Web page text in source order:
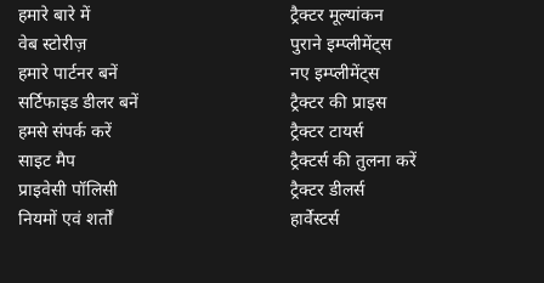
हमारे बारे में
वेब स्टोरीज़
हमारे पार्टनर बनें
सर्टिफाइड डीलर बनें
हमसे संपर्क करें
साइट मैप
प्राइवेसी पॉलिसी
नियमों एवं शर्तों
ट्रैक्टर मूल्यांकन
पुराने इम्प्लीमेंट्स
नए इम्प्लीमेंट्स
ट्रैक्टर की प्राइस
ट्रैक्टर टायर्स
ट्रैक्टर्स की तुलना करें
ट्रैक्टर डीलर्स
हार्वेस्टर्स